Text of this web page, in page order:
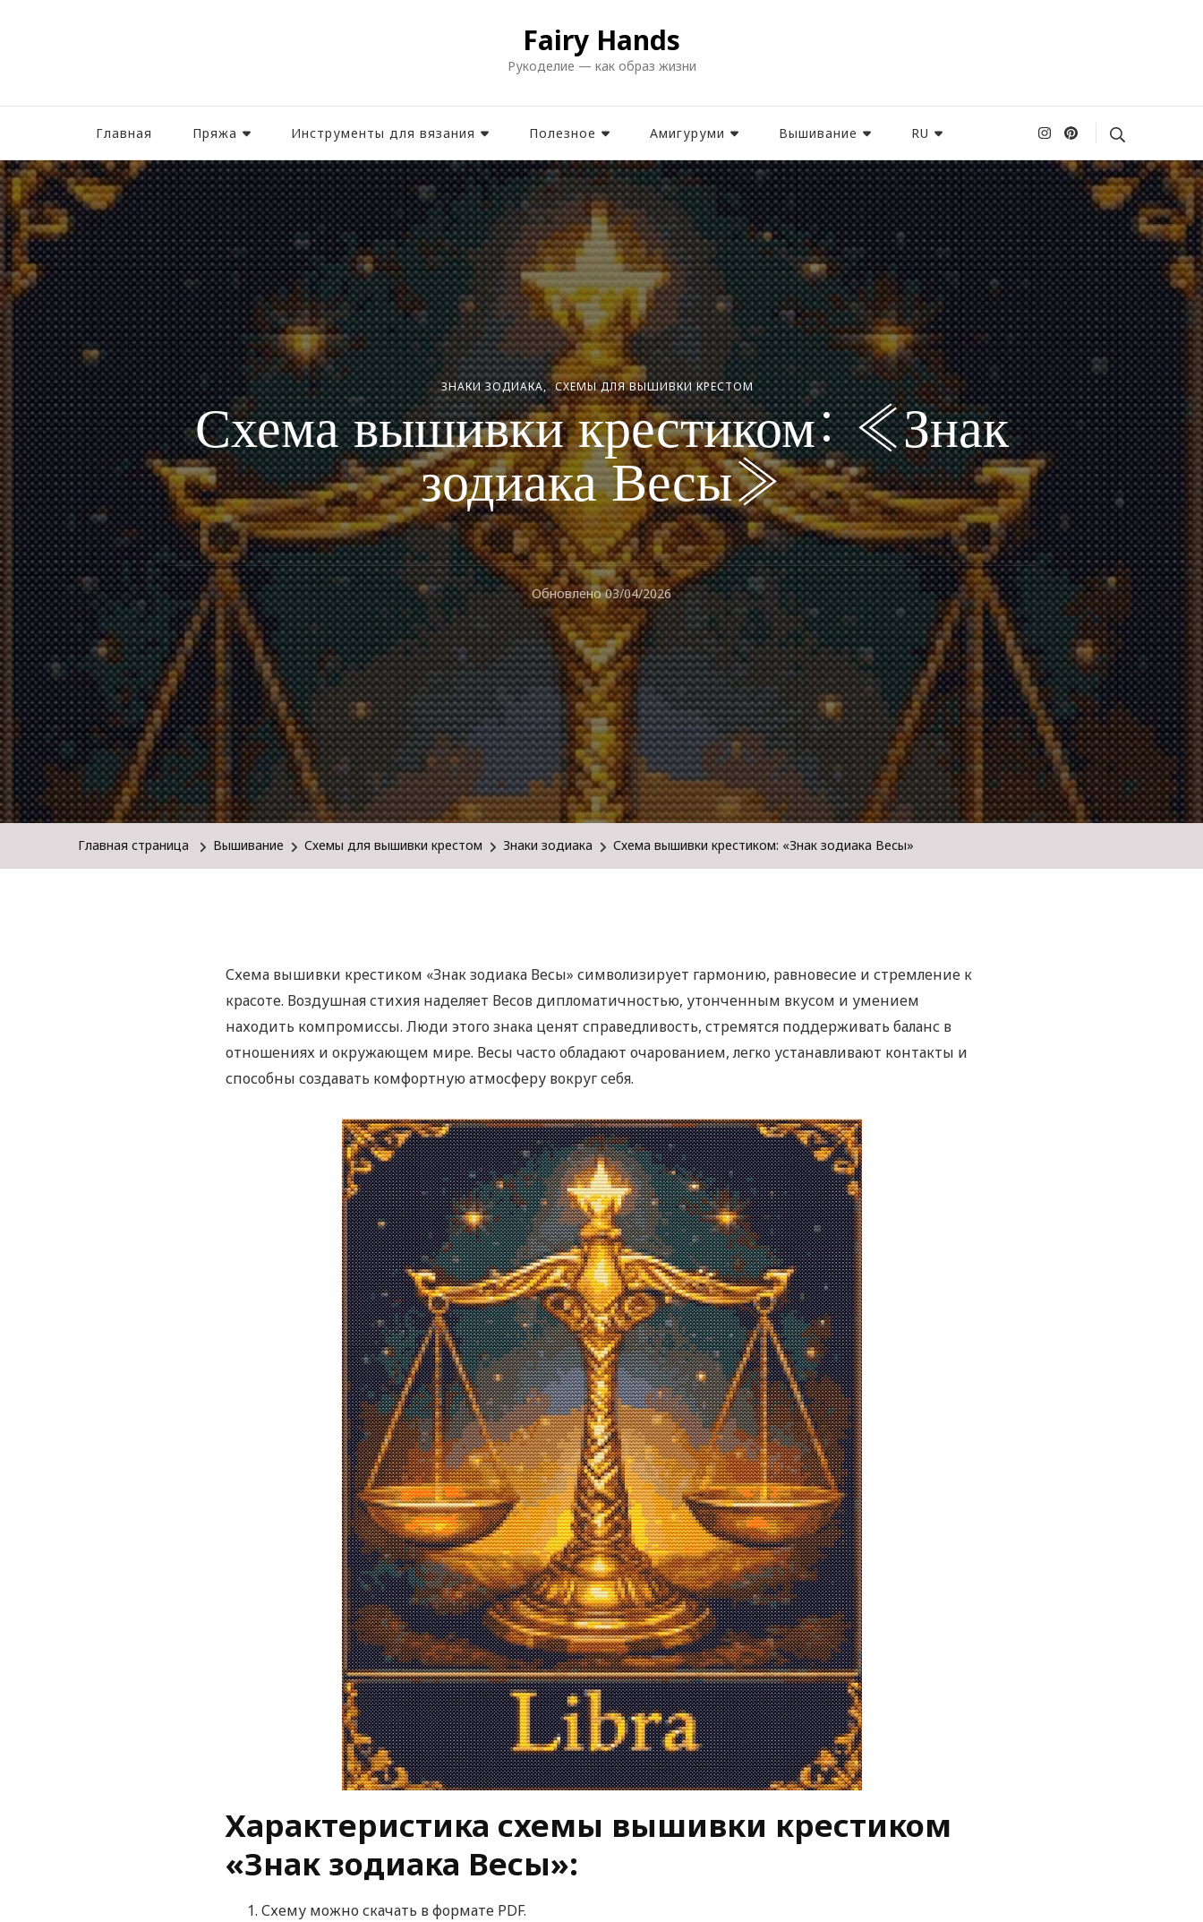
Fairy Hands
Рукоделие — как образ жизни
Главная Пряжа Инструменты для вязания Полезное Амигуруми Вышивание RU
ЗНАКИ ЗОДИАКА СХЕМЫ ДЛЯ ВЫШИВКИ КРЕСТОМ
Схема вышивки крестиком: «Знак
зодиака Весы»
Обновлено03/04/2026
Главная страница Вышивание Схемы для вышивки крестом Знаки зодиака Схема вышивки крестиком: «Знак зодиака Весы»
Схема вышивки крестиком «Знак зодиака Весы» символизирует гармонию, равновесие и стремление к
красоте. Воздушная стихия наделяет Весов дипломатичностью, утонченным вкусом и умением
находить компромиссы. Люди этого знака ценят справедливость, стремятся поддерживать баланс в
отношениях и окружающем мире. Весы часто обладают очарованием, легко устанавливают контакты и
способны создавать комфортную атмосферу вокруг себя.
Характеристика схемы вышивки крестиком
«Знак зодиака Весы»:
Схему можно скачать в формате PDF.